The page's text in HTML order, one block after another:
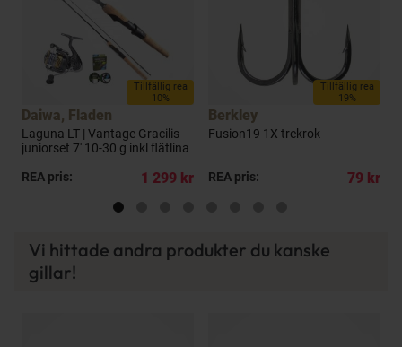
Tillfällig rea
10%
Daiwa, Fladen
Laguna LT | Vantage Gracilis
juniorset 7' 10-30 g inkl flätlina
REA pris:
1 299 kr
Tillfällig rea
19%
Berkley
Fusion19 1X trekrok
REA pris: 79 kr
Vi hittade andra produkter du kanske
gillar!